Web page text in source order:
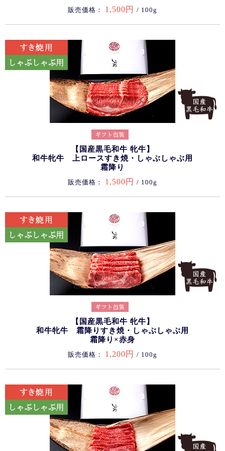
販売価格： 1,500円 / 100g
【国産黒毛和牛 牝牛】
和牛牝牛 上ロースすき焼・しゃぶしゃぶ用
霜降り
販売価格： 1,500円 / 100g
【国産黒毛和牛 牝牛】
和牛牝牛 霜降りすき焼・しゃぶしゃぶ用
霜降り×赤身
販売価格： 1,200円 / 100g